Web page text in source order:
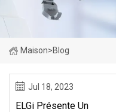
Maison>Blog
Jul 18, 2023
ELGi Présente Un